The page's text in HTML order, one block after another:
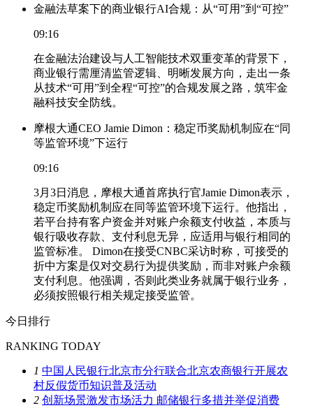
金融法草案下的商业银行AI合规：从“可用”到“可控”
09:16
在金融法治建设与人工智能技术双重变革的背景下，
商业银行需厘清监管逻辑、明晰发展方向，走出一条
从技术“可用”到全程“可控”的合规发展之路，筑牢金
融科技安全防线。
摩根大通CEO Jamie Dimon：稳定币奖励机制应在“同
等监管环境”下运行
09:16
3月3日消息，摩根大通首席执行官Jamie Dimon表示，
稳定币奖励机制应在同等监管环境下运行。他指出，
若平台持有客户资金并对账户余额支付收益，本质与
银行吸收存款、支付利息无异，应适用与银行相同的
监管标准。 Dimon在接受CNBC采访时称，可接受的
折中方案是仅对交易行为提供奖励，而非对账户余额
支付利息。他强调，否则此类业务就属于银行业务，
必须按照银行相关规定接受监管。
今日排行
RANKING TODAY
1 中国人民银行北京市分行联合北京农商银行开展农
村反假货币知识普及活动
2 创新场景激发市场活力 邮储银行多措并举促消费